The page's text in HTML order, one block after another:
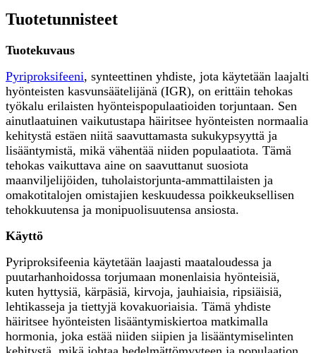
Tuotetunnisteet
Tuotekuvaus
Pyriproksifeeni, synteettinen yhdiste, jota käytetään laajalti
hyönteisten kasvunsäätelijänä (IGR), on erittäin tehokas
työkalu erilaisten hyönteispopulaatioiden torjuntaan. Sen
ainutlaatuinen vaikutustapa häiritsee hyönteisten normaalia
kehitystä estäen niitä saavuttamasta sukukypsyyttä ja
lisääntymistä, mikä vähentää niiden populaatiota. Tämä
tehokas vaikuttava aine on saavuttanut suosiota
maanviljelijöiden, tuholaistorjunta-ammattilaisten ja
omakotitalojen omistajien keskuudessa poikkeuksellisen
tehokkuutensa ja monipuolisuutensa ansiosta.
Käyttö
Pyriproksifeenia käytetään laajasti maataloudessa ja
puutarhanhoidossa torjumaan monenlaisia ​​hyönteisiä,
kuten hyttysiä, kärpäsiä, kirvoja, jauhiaisia, ripsiäisiä,
lehtikasseja ja tiettyjä kovakuoriaisia. Tämä yhdiste
häiritsee hyönteisten lisääntymiskiertoa matkimalla
hormonia, joka estää niiden siipien ja lisääntymiselinten